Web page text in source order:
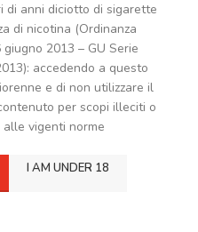
di anni diciotto di sigarette
di nicotina (Ordinanza
2013 – GU Serie
accedendo a questo
e di non utilizzare il
per scopi illeciti o
vigenti norme
I AM UNDER 18